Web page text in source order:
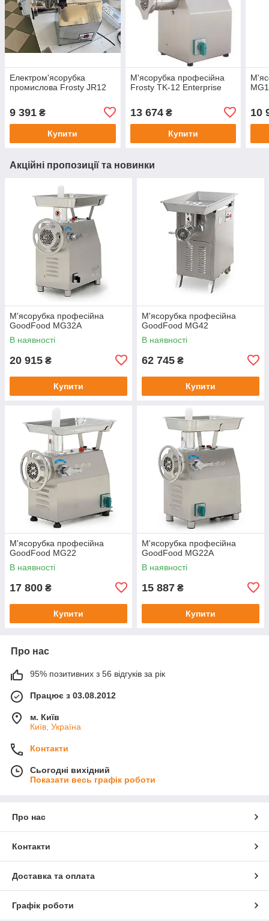
Електром'ясорубка
промислова Frosty JR12
9 391 ₴
Купити
М'ясорубка професійна
Frosty TK-12 Enterprise
13 674₴
Купити
10
Акційні пропозиції та новинки
М'ясорубка професійна
GoodFood MG32A
В наявності
20 915 ₴
Купити
М'ясорубка професійна
GoodFood MG42
В наявності
62 745 ₴
Купити
М'ясорубка професійна
GoodFood MG22
В наявності
17 800 ₴
Купити
М'ясорубка професійна
GoodFood MG22A
В наявності
15 887 ₴
Купити
Про нас
95% позитивних з 56 відгуків за рік
Працює з 03.08.2012
м. Київ
Київ, Україна
Контакти
Сьогодні вихідний
Показати весь графік роботи
Про нас
Контакти
Доставка та оплата
Графік роботи